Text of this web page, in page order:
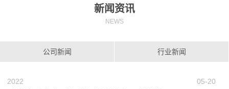
新闻资讯
NEWS
公司新闻 行业新闻
05-20
2022